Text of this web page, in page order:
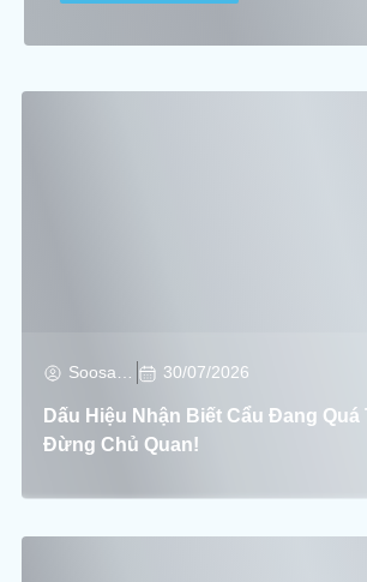
30/07/2026
Dấu Hiệu Nhận Biết Cẩu Đang Quá
Đừng Chủ Quan!